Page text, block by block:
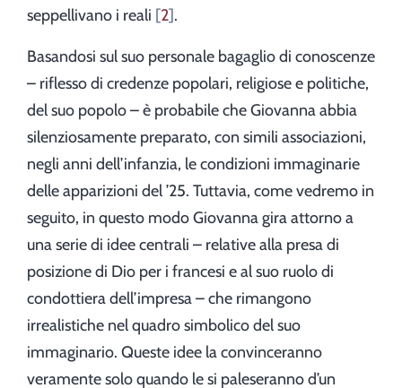
seppellivano i reali 2 .
Basandosi sul suo personale bagaglio di conoscenze
– riflesso di credenze popolari, religiose e politiche,
del suo popolo – è probabile che Giovanna abbia
silenziosamente preparato, con simili associazioni,
negli anni dell’infanzia, le condizioni immaginarie
delle apparizioni del ’25. Tuttavia, come vedremo in
seguito, in questo modo Giovanna gira attorno a
una serie di idee centrali – relative alla presa di
posizione di Dio per i francesi e al suo ruolo di
condottiera dell’impresa – che rimangono
irrealistiche nel quadro simbolico del suo
immaginario. Queste idee la convinceranno
veramente solo quando le si paleseranno d’un